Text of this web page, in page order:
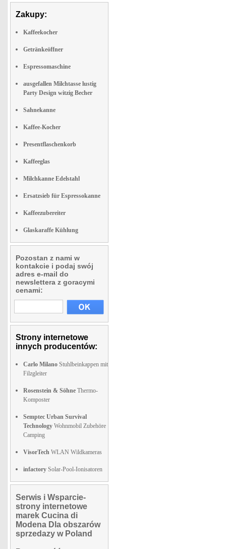
Zakupy:
Kaffeekocher
Getränkeöffner
Espressomaschine
ausgefallen Milchtasse lustig
Party Design witzig Becher
Sahnekanne
Kaffee-Kocher
Presentflaschenkorb
Kaffeeglas
Milchkanne Edelstahl
Ersatzsieb für Espressokanne
Kaffeezubereiter
Glaskaraffe Kühlung
Pozostan z nami w
kontakcie i podaj swój
adres e-mail do
newslettera z goracymi
cenami:
Strony internetowe
innych producentów:
Carlo Milano Stuhlbeinkappen mit
Filzgleiter
Rosenstein & Söhne Thermo-
Komposter
Semptec Urban Survival
Technology Wohnmobil Zubehöre
Camping
VisorTech WLAN Wildkameras
infactory Solar-Pool-Ionisatoren
Serwis i Wsparcie-
strony internetowe
marek Cucina di
Modena Dla obszarów
sprzedazy w Poland